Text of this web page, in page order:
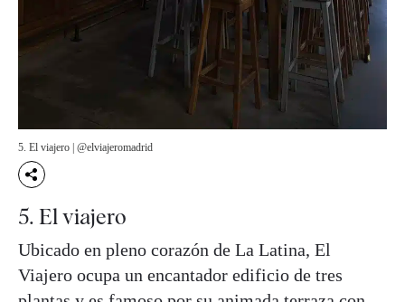
5. El viajero | @elviajeromadrid
5. El viajero
Ubicado en pleno corazón de La Latina, El
Viajero ocupa un encantador edificio de tres